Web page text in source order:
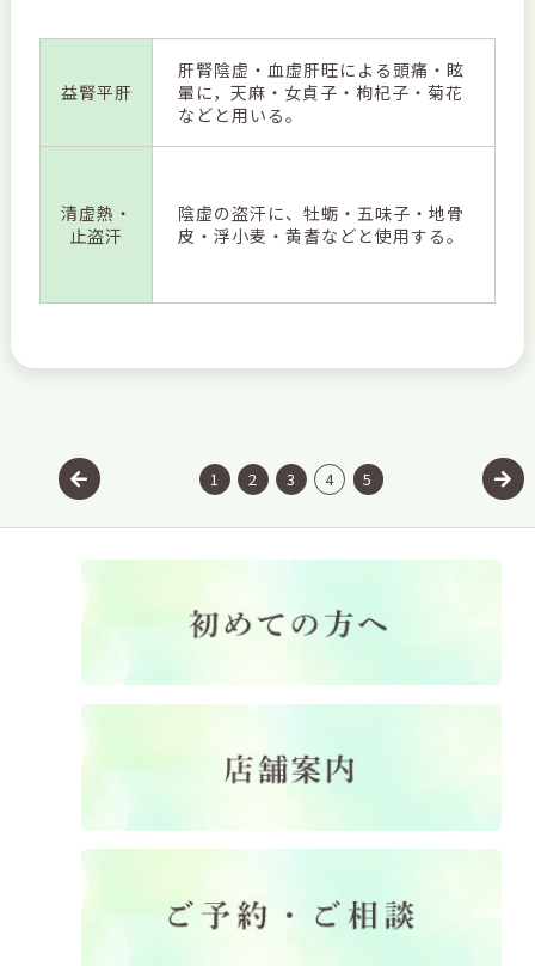
益腎平肝
肝腎陰虚・血虚肝旺による頭痛・眩
暈に，天麻・女貞子・枸杞子・菊花
などと用いる。
清虚熱・
止盗汗
陰虚の盗汗に、牡蛎・五味子・地骨
皮・浮小麦・黄耆などと使用する。
1 2 3 4 5